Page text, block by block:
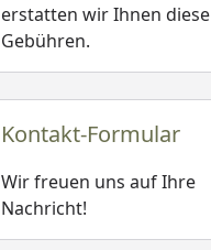
erstatten wir Ihnen diese
Gebühren.
Kontakt-Formular
Wir freuen uns auf Ihre
Nachricht!